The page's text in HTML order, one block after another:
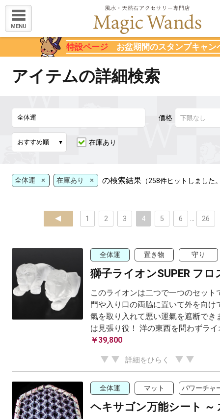
MENU
特設ページ お盆期間のスタンプキャン
アイテムの詳細検索
価格
在庫あり
全体運 × 在庫あり × の検索結果 （258件ヒットしました
prev 1 2 3 4 5 6 26
全体運 置き物 守り
獅子ライオンSUPER フロ
このライオンは二つで一つのセット
門や入り口の両脇に置いて外を向け
氣を取り入れて悪い運氣を遮断でき
は見張り役！ 洋の東西を問わずライ
￥39,800
詳細をひらく
全体運 マット パワーチャ
ヘキサゴン万能シート ～